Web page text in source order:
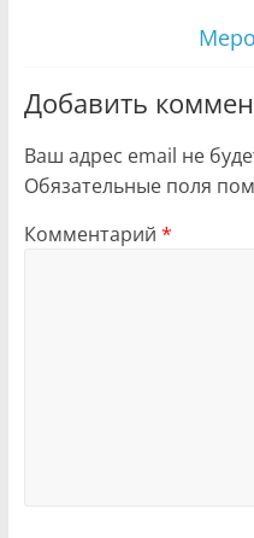
Добавить
Ваш адрес email не
Обязательные поля
Комментарий *